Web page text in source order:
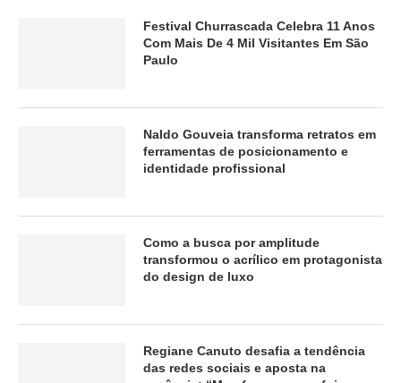
Festival Churrascada Celebra 11 Anos
Com Mais De 4 Mil Visitantes Em São
Paulo
Naldo Gouveia transforma retratos em
ferramentas de posicionamento e
identidade profissional
Como a busca por amplitude
transformou o acrílico em protagonista
do design de luxo
Regiane Canuto desafia a tendência
das redes sociais e aposta na